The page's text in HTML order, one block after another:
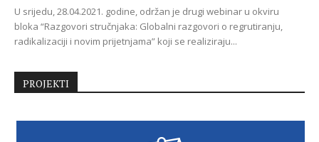
U srijedu, 28.04.2021. godine, održan je drugi webinar u okviru
bloka “Razgovori stručnjaka: Globalni razgovori o regrutiranju,
radikalizaciji i novim prijetnjama” koji se realiziraju...
PROJEKTI